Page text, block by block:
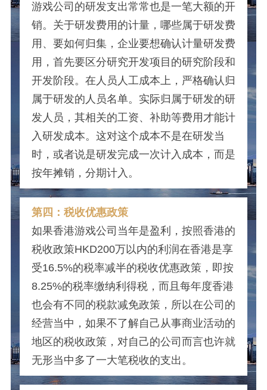
游戏公司的研发支出常常也是一笔大额的开
销。关于研发费用的计量，哪些属于研发费
用、要如何归集，企业要想确认计量研发费
用，首先要区分研究开发项目的研究阶段和
开发阶段。在人员人工成本上，严格确认归
属于研发的人员名单。实际归属于研发的研
发人员，其相关的工资、补助等费用才能计
入研发成本。这对这个成本不是在研发当
时，或者说是研发完成一次计入成本，而是
按年摊销，分期计入。
第四：税收优惠政策
如果香港游戏公司当年是盈利，按照香港的
税收政策HKD200万以内的利润在香港是享
受16.5%的税率减半的税收优惠政策，即按
8.25%的税率缴纳利得税，而且每年度香港
也会有不同的税款减免政策，所以在公司的
经营当中，如果不了解自己从事商业活动的
地区的税收政策，对自己的公司而言也许就
无形当中多了一大笔税收的支出。